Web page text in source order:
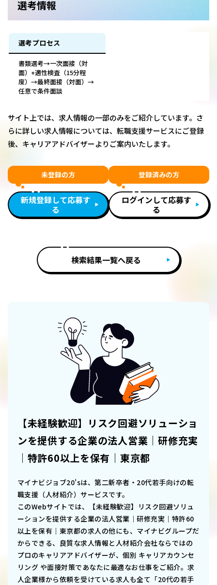
選考情報
選考プロセス
書類選考→一次面接（対
面）+適性検査（15分程
度）→最終面接（対面）→
任意で条件面談
サイト上では、求人情報の一部のみをご紹介しています。さ
らに詳しい求人情報については、転職支援サービスにご登録
後、キャリアアドバイザーよりご案内いたします。
未登録の方
新規登録して応募す
る
登録済みの方
ログインして応募す
る
検索結果一覧へ戻る
【未経験歓迎】リスク回避ソリューショ
ンを提供する企業の法人営業｜研修充実
｜特許60以上を保有｜東京都
マイナビジョブ20'sは、第二新卒者・20代若手向けの転
職支援（人材紹介）サービスです。
このWebサイトでは、
【未経験歓迎】リスク回避ソリュ
ーションを提供する企業の法人営業｜研修充実｜特許60
以上を保有｜東京都の求人の他にも、マイナビグループだ
からできる、良質な求人情報と人材紹介会社ならではの
プロのキャリアアドバイザーが、個別 キャリアカウンセ
リング や面接対策であなたに最適なお仕事をご紹介。求
人企業様から依頼を受けている求人も全て「20代の若手